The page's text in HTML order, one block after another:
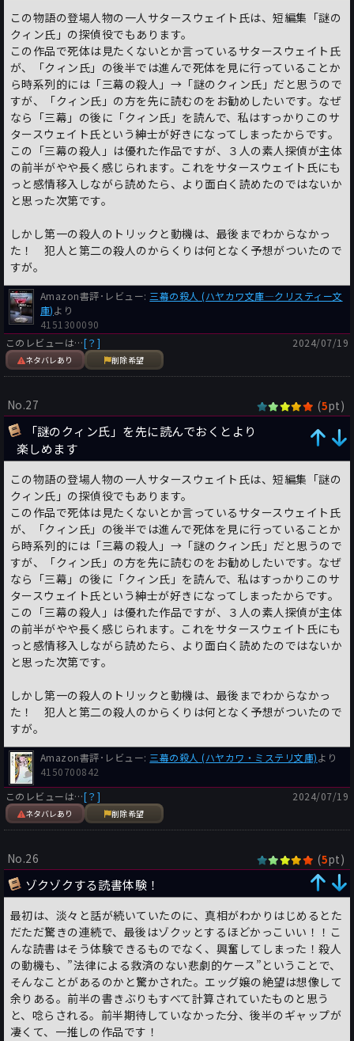
この物語の登場人物の一人サタースウェイト氏は、短編集「謎の
クィン氏」の探偵役でもあります。
この作品で死体は見たくないとか言っているサタースウェイト氏
が、「クィン氏」の後半では進んで死体を見に行っていることか
ら時系列的には「三幕の殺人」→「謎のクィン氏」だと思うので
すが、「クィン氏」の方を先に読むのをお勧めしたいです。なぜ
なら「三幕」の後に「クィン氏」を読んで、私はすっかりこのサ
タースウェイト氏という紳士が好きになってしまったからです。
この「三幕の殺人」は優れた作品ですが、３人の素人探偵が主体
の前半がやや長く感じられます。これをサタースウェイト氏にも
っと感情移入しながら読めたら、より面白く読めたのではないか
と思った次第です。
しかし第一の殺人のトリックと動機は、最後までわからなかっ
た！ 犯人と第二の殺人のからくりは何となく予想がついたので
すが。
Amazon書評･レビュー: 三幕の殺人 (ハヤカワ文庫―クリスティー文
庫)より
4151300090
このレビューは…[？]
ネタバレあり 削除希望
2024/07/19
No.27 (5pt)
「謎のクィン氏」を先に読んでおくとより
楽しめます
この物語の登場人物の一人サタースウェイト氏は、短編集「謎の
クィン氏」の探偵役でもあります。
この作品で死体は見たくないとか言っているサタースウェイト氏
が、「クィン氏」の後半では進んで死体を見に行っていることか
ら時系列的には「三幕の殺人」→「謎のクィン氏」だと思うので
すが、「クィン氏」の方を先に読むのをお勧めしたいです。なぜ
なら「三幕」の後に「クィン氏」を読んで、私はすっかりこのサ
タースウェイト氏という紳士が好きになってしまったからです。
この「三幕の殺人」は優れた作品ですが、３人の素人探偵が主体
の前半がやや長く感じられます。これをサタースウェイト氏にも
っと感情移入しながら読めたら、より面白く読めたのではないか
と思った次第です。
しかし第一の殺人のトリックと動機は、最後までわからなかっ
た！ 犯人と第二の殺人のからくりは何となく予想がついたので
すが。
Amazon書評･レビュー: 三幕の殺人 (ハヤカワ・ミステリ文庫)より
4150700842
このレビューは…[？]
ネタバレあり 削除希望
2024/07/19
No.26 (5pt)
ゾクゾクする読書体験！
最初は、淡々と話が続いていたのに、真相がわかりはじめるとた
だただ驚きの連続で、最後はゾクッとするほどかっこいい！！こ
んな読書はそう体験できるものでなく、興奮してしまった！殺人
の動機も、”法律による救済のない悲劇的ケース”ということで、
そんなことがあるのかと驚かされた。エッグ嬢の絶望は想像して
余りある。前半の書きぶりもすべて計算されていたものと思う
と、唸らされる。前半期待していなかった分、後半のギャップが
凄くて、一推しの作品です！